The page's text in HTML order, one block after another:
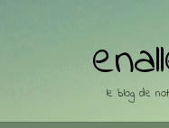
le blog de